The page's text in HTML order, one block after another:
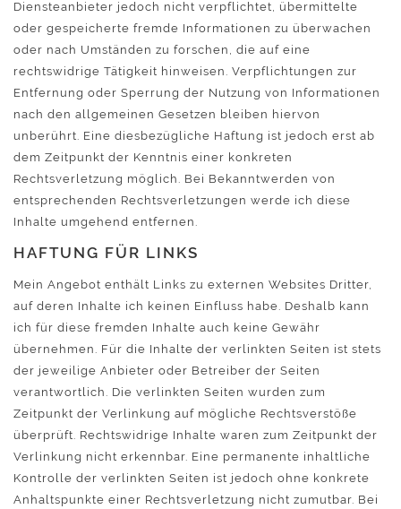
Diensteanbieter jedoch nicht verpflichtet, übermittelte
oder gespeicherte fremde Informationen zu überwachen
oder nach Umständen zu forschen, die auf eine
rechtswidrige Tätigkeit hinweisen. Verpflichtungen zur
Entfernung oder Sperrung der Nutzung von Informationen
nach den allgemeinen Gesetzen bleiben hiervon
unberührt. Eine diesbezügliche Haftung ist jedoch erst ab
dem Zeitpunkt der Kenntnis einer konkreten
Rechtsverletzung möglich. Bei Bekanntwerden von
entsprechenden Rechtsverletzungen werde ich diese
Inhalte umgehend entfernen.
HAFTUNG FÜR LINKS
Mein Angebot enthält Links zu externen Websites Dritter,
auf deren Inhalte ich keinen Einfluss habe. Deshalb kann
ich für diese fremden Inhalte auch keine Gewähr
übernehmen. Für die Inhalte der verlinkten Seiten ist stets
der jeweilige Anbieter oder Betreiber der Seiten
verantwortlich. Die verlinkten Seiten wurden zum
Zeitpunkt der Verlinkung auf mögliche Rechtsverstöße
überprüft. Rechtswidrige Inhalte waren zum Zeitpunkt der
Verlinkung nicht erkennbar. Eine permanente inhaltliche
Kontrolle der verlinkten Seiten ist jedoch ohne konkrete
Anhaltspunkte einer Rechtsverletzung nicht zumutbar. Bei